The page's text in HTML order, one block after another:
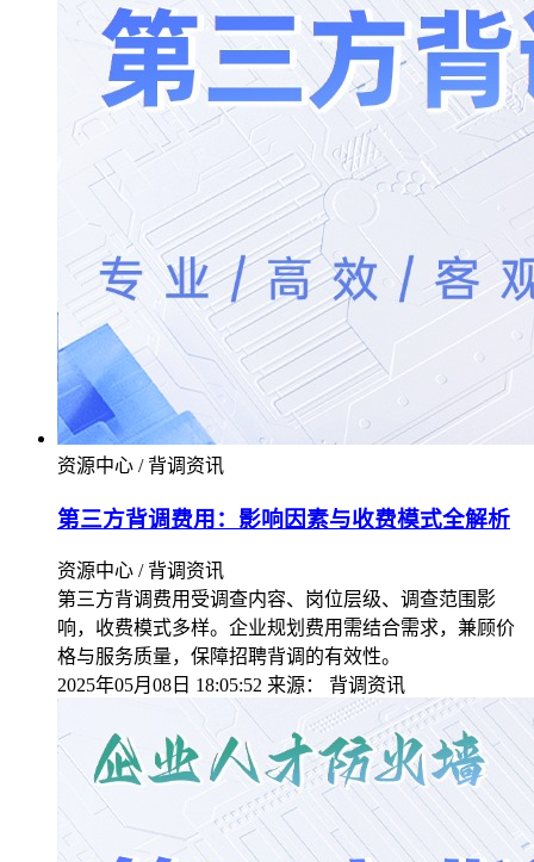
资源中心 / 背调资讯
第三方背调费用：影响因素与收费模式全解析
资源中心 / 背调资讯
第三方背调费用受调查内容、岗位层级、调查范围影
响，收费模式多样。企业规划费用需结合需求，兼顾价
格与服务质量，保障招聘背调的有效性。
2025年05月08日 18:05:52 来源： 背调资讯